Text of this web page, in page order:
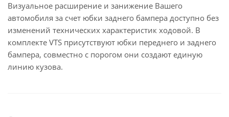
Визуальное расширение и занижение Вашего
автомобиля за счет юбки заднего бампера доступно без
изменений технических характеристик ходовой. В
комплекте VTS присутствуют юбки переднего и заднего
бампера, совместно с порогом они создают единую
линию кузова.